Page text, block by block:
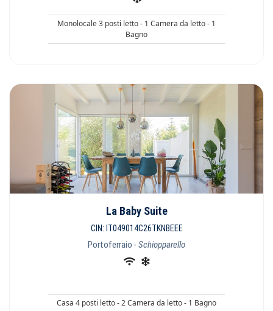
Monolocale 3 posti letto - 1 Camera da letto - 1
Bagno
La Baby Suite
CIN: IT049014C26TKNBEEE
Portoferraio - Schiopparello
Casa 4 posti letto - 2 Camera da letto - 1 Bagno